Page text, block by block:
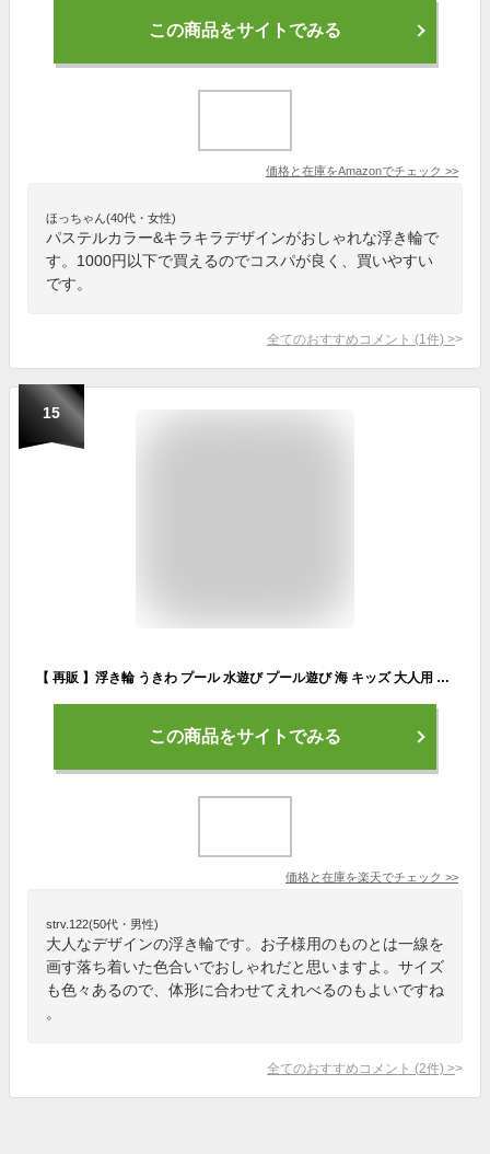
この商品をサイトでみる
価格と在庫をAmazonでチェック >>
ほっちゃん(40代・女性)
パステルカラー&キラキラデザインがおしゃれな浮き輪で
す。1000円以下で買えるのでコスパが良く、買いやすい
です。
全てのおすすめコメント (1 件) >
15
【 再販 】浮き輪 うきわ プール 水遊び プール遊び 海 キッズ 大人用 子供用 プール 海水浴 韓国雑貨 川 フロート ナチュラル かわいい おしゃれ ボーダー マリンスポーツ アウトドア ビーチ リゾート 4サイズ展開 サマー こども SNS インスタ 映え KIDS オルチャン 夏
この商品をサイトでみる
価格と在庫を楽天でチェック >>
strv.122(50代・男性)
大人なデザインの浮き輪です。お子様用のものとは一線を
画す落ち着いた色合いでおしゃれだと思いますよ。サイズ
も色々あるので、体形に合わせてえれべるのもよいですね
。
全てのおすすめコメント (2件) >